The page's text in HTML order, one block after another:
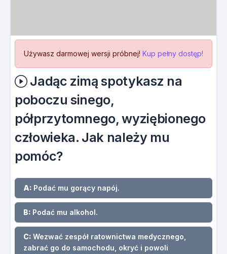
Używasz darmowej wersji próbnej! Kup pełny dostęp!
Jadąc zimą spotykasz na
poboczu sinego,
półprzytomnego, wyziębionego
człowieka. Jak należy mu
pomóc?
A: Podać mu gorący napój.
B: Podać mu alkohol.
C: Wezwać zespół ratownictwa medycznego,
zabrać go do samochodu, okryć i powoli